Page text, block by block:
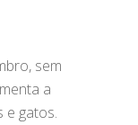
sem
a
e gatos.